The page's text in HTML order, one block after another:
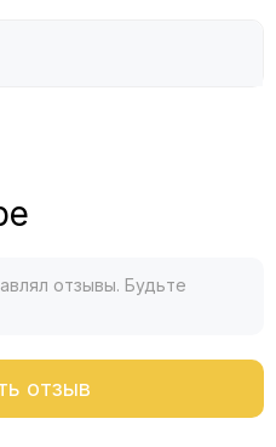
отзывы. Будьте
отзыв